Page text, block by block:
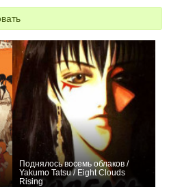
Поднялось восемь облаков /
Yakumo Tatsu / Eight Clouds
Rising